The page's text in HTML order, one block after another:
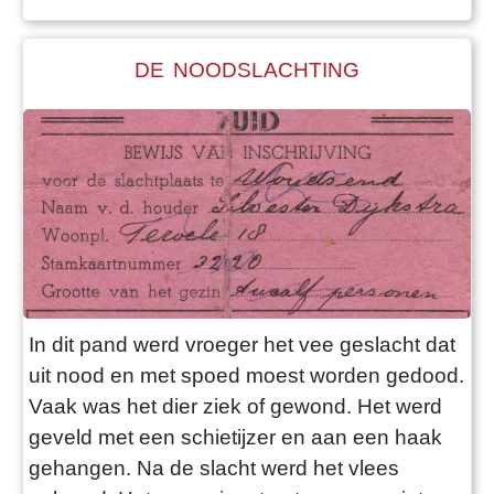
rijksmonument en ook het pijporgel van
DE NOODSLACHTING
In dit pand werd vroeger het vee geslacht dat
uit nood en met spoed moest worden gedood.
Vaak was het dier ziek of gewond. Het werd
geveld met een schietijzer en aan een haak
gehangen. Na de slacht werd het vlees